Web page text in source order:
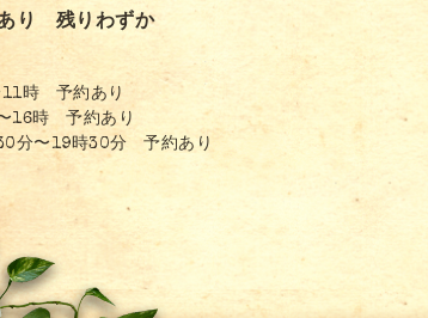
り 残りわずか
11時 予約あり
16時 予約あり
分〜19時30分 予約あり